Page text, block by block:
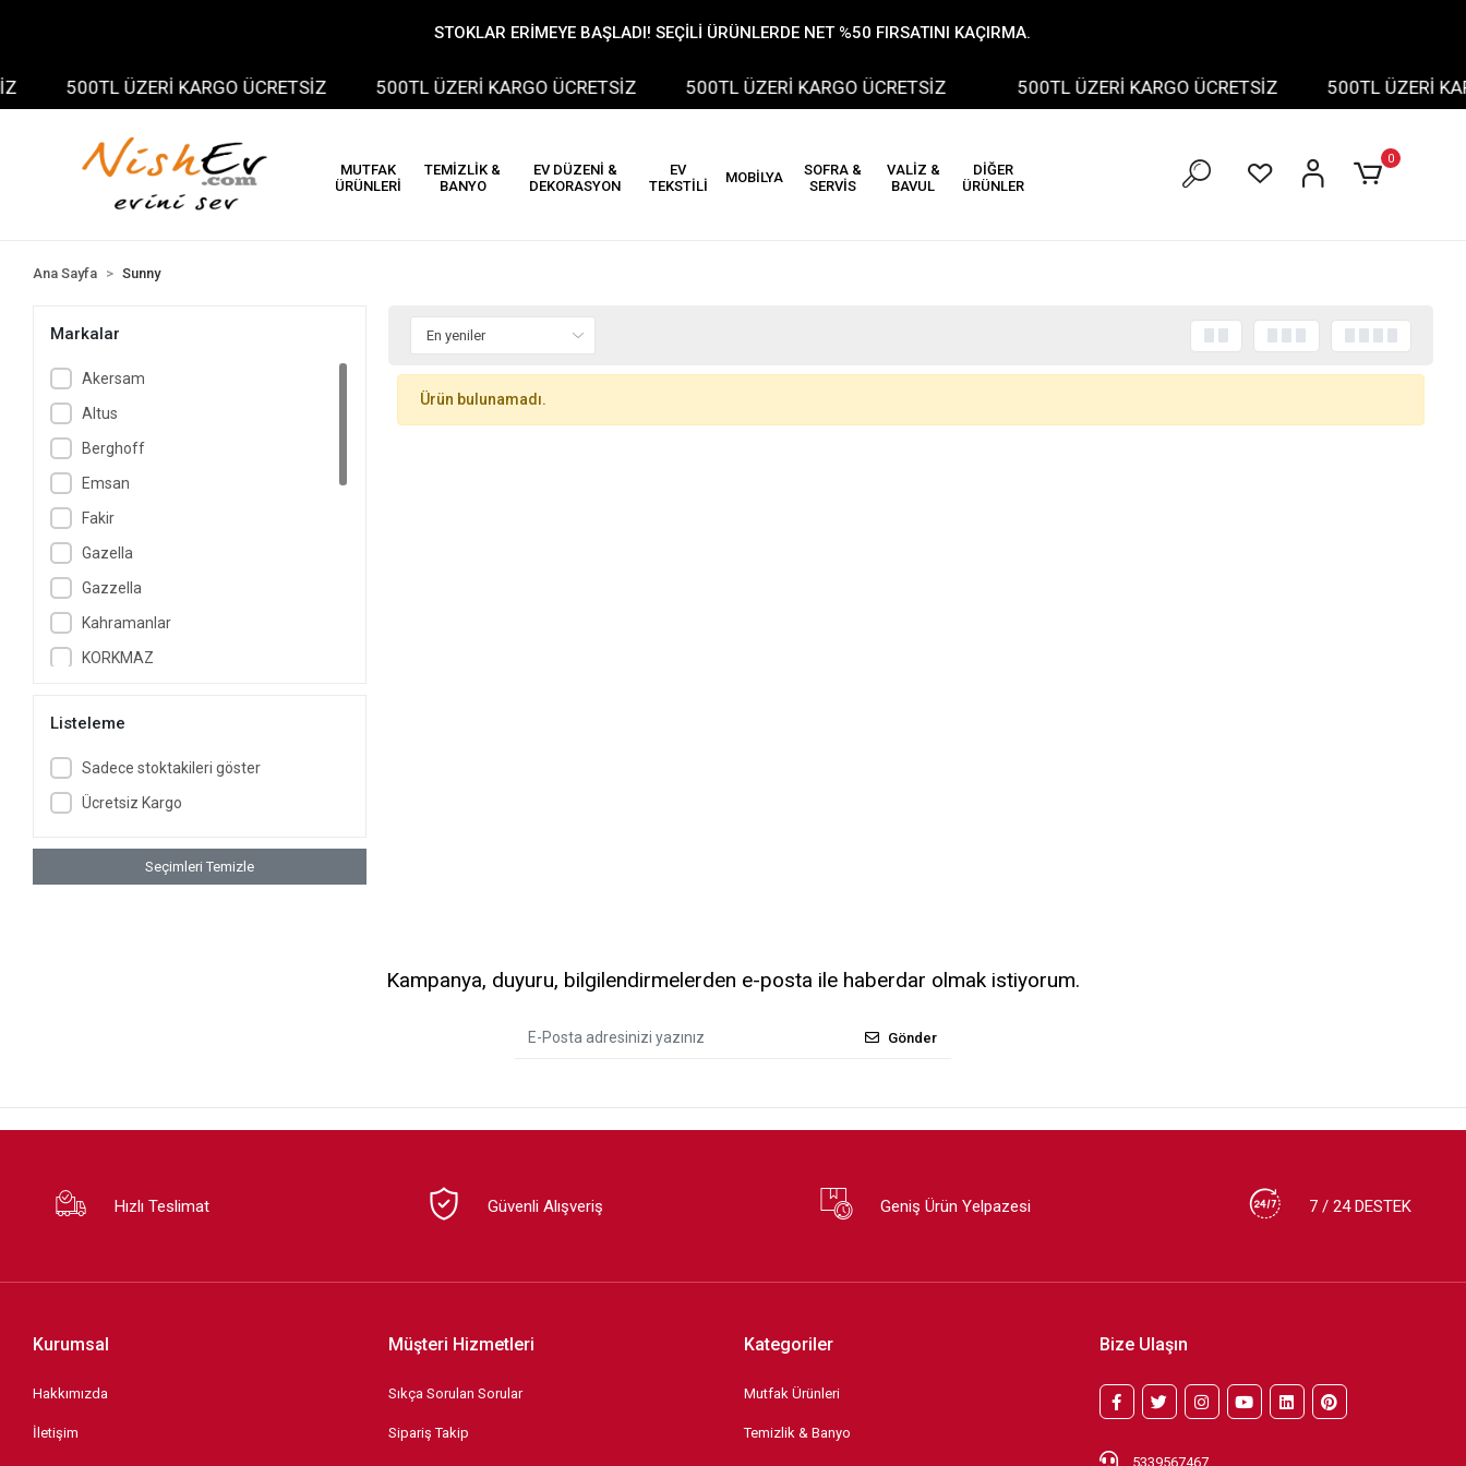
STOKLAR ERİMEYE BAŞLADI! SEÇİLİ ÜRÜNLERDE NET %50 FIRSATINI KAÇIRMA.
500TL ÜZERİ KARGO ÜCRETSİZ 500TL ÜZERİ KARGO ÜCRETSİZ 500TL ÜZERİ KARGO ÜCRETSİZ 500TL ÜZERİ KARGO ÜCRETSİZ 500TL ÜZERİ
MUTFAK
ÜRÜNLERİ
TEMİZLİK &
BANYO
EV DÜZENİ &
DEKORASYON
EV
TEKSTİLİ
MOBİLYA
SOFRA &
SERVİS
VALİZ &
BAVUL
DİĞER
ÜRÜNLER
0
Ana Sayfa Sunny
Markalar
Akersam
Altus
Berghoff
Emsan
Fakir
Gazella
Gazzella
Kahramanlar
KORKMAZ
Lady Saraylı
Laguna
Nishev
Listeleme
Sadece stoktakileri göster
Ücretsiz Kargo
Seçimleri Temizle
Ürün bulunamadı.
Kampanya, duyuru, bilgilendirmelerden e-posta ile haberdar olmak istiyorum.
Gönder
Hızlı Teslimat Güvenli Alışveriş Geniş Ürün Yelpazesi 7 / 24 DESTEK
Kurumsal
Hakkımızda
İletişim
Müşteri Hizmetleri
Sıkça Sorulan Sorular
Sipariş Takip
Kategoriler
Mutfak Ürünleri
Temizlik & Banyo
Bize Ulaşın
5339567467